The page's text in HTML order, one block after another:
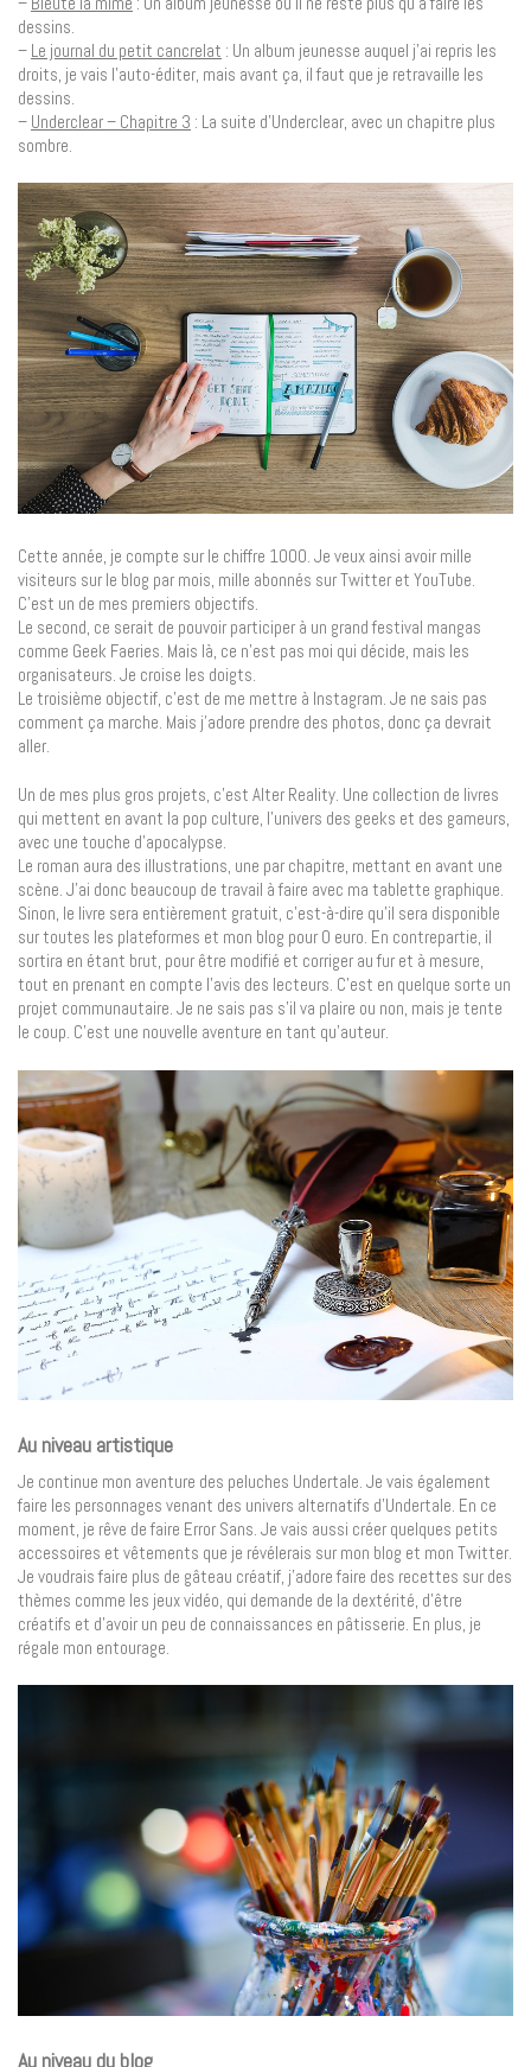
dessins.
– Le journal du petit cancrelat : Un album jeunesse auquel j’ai repris les
droits, je vais l’auto-éditer, mais avant ça, il faut que je retravaille les
dessins.
– Underclear – Chapitre 3 : La suite d’Underclear, avec un chapitre plus
sombre.
Cette année, je compte sur le chiffre 1000. Je veux ainsi avoir mille
visiteurs sur le blog par mois, mille abonnés sur Twitter et YouTube.
C’est un de mes premiers objectifs.
Le second, ce serait de pouvoir participer à un grand festival mangas
comme Geek Faeries. Mais là, ce n’est pas moi qui décide, mais les
organisateurs. Je croise les doigts.
Le troisième objectif, c’est de me mettre à Instagram. Je ne sais pas
comment ça marche. Mais j’adore prendre des photos, donc ça devrait
aller.
Un de mes plus gros projets, c’est Alter Reality. Une collection de livres
qui mettent en avant la pop culture, l’univers des geeks et des gameurs,
avec une touche d’apocalypse.
Le roman aura des illustrations, une par chapitre, mettant en avant une
scène. J’ai donc beaucoup de travail à faire avec ma tablette graphique.
Sinon, le livre sera entièrement gratuit, c’est-à-dire qu’il sera disponible
sur toutes les plateformes et mon blog pour 0 euro. En contrepartie, il
sortira en étant brut, pour être modifié et corriger au fur et à mesure,
tout en prenant en compte l’avis des lecteurs. C’est en quelque sorte un
projet communautaire. Je ne sais pas s’il va plaire ou non, mais je tente
le coup. C’est une nouvelle aventure en tant qu’auteur.
Au niveau artistique
Je continue mon aventure des peluches Undertale. Je vais également
faire les personnages venant des univers alternatifs d’Undertale. En ce
moment, je rêve de faire Error Sans. Je vais aussi créer quelques petits
accessoires et vêtements que je révélerais sur mon blog et mon Twitter.
Je voudrais faire plus de gâteau créatif, j’adore faire des recettes sur des
thèmes comme les jeux vidéo, qui demande de la dextérité, d’être
créatifs et d’avoir un peu de connaissances en pâtisserie. En plus, je
régale mon entourage.
Au niveau du blog